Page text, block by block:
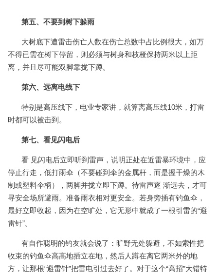
第五、不要到树下躲雨
大树底下遭雷击伤亡人数在伤亡总数中占比例很大，如万
不得已需在树下停留，则必须与树身和枝桠保持两米以上距
离，并且尽可能双脚靠拢下蹲。
第六、远离电线下
特别是高压线下，电业专家讲，就算离高压线10米，打雷
时都可以被击到。
第七、看见闪电后
看 见闪电后立即听到雷声，说明正处在近雷暴环境中，应
停止行走，低打雨伞（不要碰到伞的金属杆，而是握干燥的木
制或塑料伞柄），两脚并拢立即下蹲。待雷声逐 渐远去，才可
寻安全场所避雨。准备雨衣相对更安全。若身旁插有钓鱼伞，
最好立即收起，因为在空旷处，它无形中就成了一根引雷的“避
雷针”。
有自作聪明的钓友就会说了：旷野无处躲避，不如索性把
收束的钓鱼伞高高地插立在地，然后人蹲在离它两米外的地
方，让那根“避雷针”把雷电引过去好了。对于这个“高招”大错特